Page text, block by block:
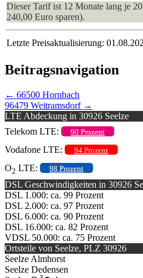
Dieser Tarif ist 12 Monate lang je
240,00 Euro sparen).
Letzte Preisaktualisierung:
Beitragsnavigation
← 66500 Hornbach
96479 Weitramsdorf →
LTE Abdeckung in 30926 Seelze
Telekom LTE:
90 Prozent
Vodafone LTE: 94 Prozent
O2 LTE: 98 Prozent
DSL Geschwindigkeiten in 30926
DSL 1.000: ca. 99 Prozent
DSL 2.000: ca. 97 Prozent
DSL 6.000: ca. 90 Prozent
DSL 16.000: ca. 82 Prozent
VDSL 50.000: ca. 75 Prozent
Ortsteile von Seelze, PLZ 30926
Seelze Almhorst
Seelze Dedensen